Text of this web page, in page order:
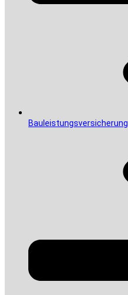
Bauleistungsversicherung